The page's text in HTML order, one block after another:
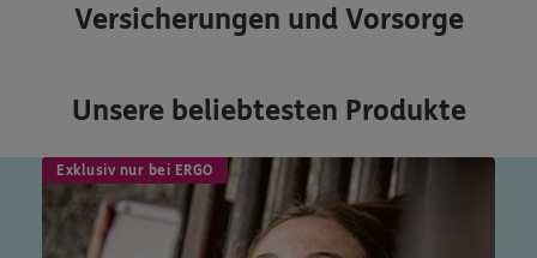
Versicherungen und Vorsorge
Unsere beliebtesten Produkte
Exklusiv nur bei ERGO